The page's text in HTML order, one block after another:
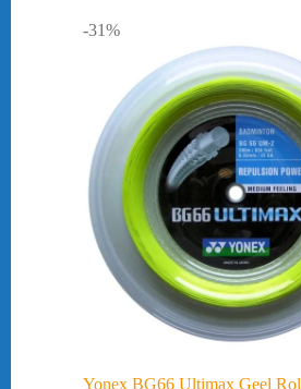
-31%
Yonex BG66 Ultimax Geel Rol